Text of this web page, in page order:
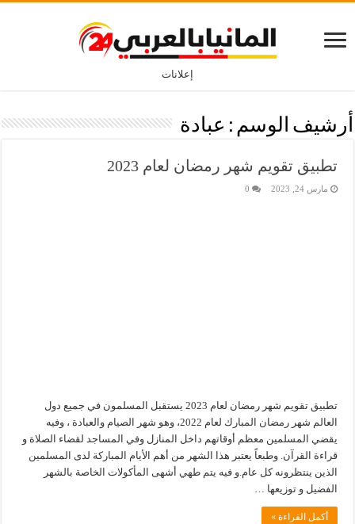
إعلانات
أرشيف الوسم : عبادة
تطبيق تقويم شهر رمضان لعام 2023
مارس 24, 2023 0
تطبيق تقويم شهر رمضان لعام 2023 يستقبل المسلمون في جميع دول
العالم شهر رمضان المبارك لعام 2022، وهو شهر الصيام والعبادة ، وفيه
يقضي المسلمين معظم أوقاتهم داخل المنازل وفي المساجد لقضاء الصلاة و
قراءة القرآن. وطبعاً يعتبر هذا الشهر من أهم الأيام المباركة لدى المسلمين
الذين ينتظرونه كل عام.و فيه يتم طهي أشهى المأكولات الخاصة بالشهر
الفضيل و توزيعها …
أكمل القراءة »